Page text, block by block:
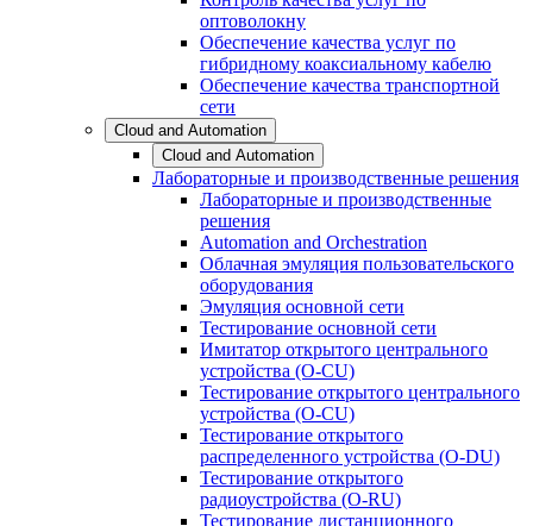
оптоволокну
Обеспечение качества услуг по
гибридному коаксиальному кабелю
Обеспечение качества транспортной
сети
Cloud and Automation
Cloud and Automation
Лабораторные и производственные решения
Лабораторные и производственные
решения
Automation and Orchestration
Облачная эмуляция пользовательского
оборудования
Эмуляция основной сети
Тестирование основной сети
Имитатор открытого центрального
устройства (O-CU)
Тестирование открытого центрального
устройства (O-CU)
Тестирование открытого
распределенного устройства (O-DU)
Тестирование открытого
радиоустройства (O-RU)
Тестирование дистанционного